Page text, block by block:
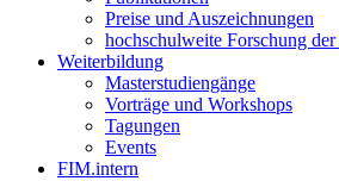
Preise und Auszeichnungen
hochschulweite Forschung
Weiterbildung
Masterstudiengänge
Vorträge und Workshops
Tagungen
Events
FIM.intern